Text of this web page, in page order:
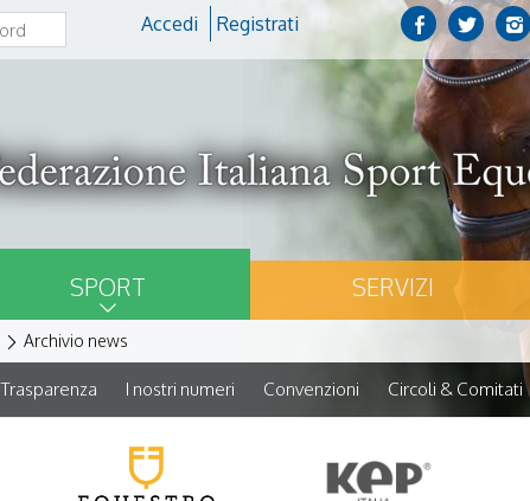
Accedi Registrati
SPORT SERVIZI
Archivio news
Trasparenza I nostri numeri Convenzioni Circoli & Comitati